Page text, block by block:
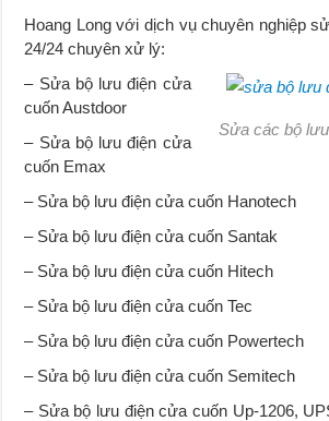
Hoang Long với dịch vụ chuyên nghiệp
24/24 chuyên xử lý:
Sửa các bộ
– Sửa bộ lưu điện cửa
cuốn Austdoor
– Sửa bộ lưu điện cửa
cuốn Emax
– Sửa bộ lưu điện cửa cuốn Hanotech
– Sửa bộ lưu điện cửa cuốn Santak
– Sửa bộ lưu điện cửa cuốn Hitech
– Sửa bộ lưu điện cửa cuốn Tec
– Sửa bộ lưu điện cửa cuốn Powertech
– Sửa bộ lưu điện cửa cuốn Semitech
– Sửa bộ lưu điện cửa cuốn Up-1206,